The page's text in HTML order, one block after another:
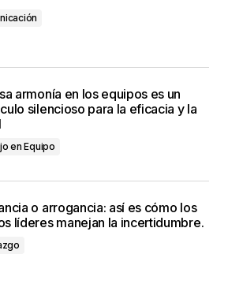
armonía en los equipos es un
silencioso para la eficacia y la
en Equipo
o arrogancia: así es cómo los
líderes manejan la incertidumbre.